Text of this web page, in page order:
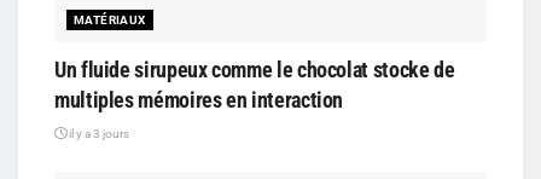
MATÉRIAUX
Un fluide sirupeux comme le chocolat stocke de
multiples mémoires en interaction
il y a 3 jours